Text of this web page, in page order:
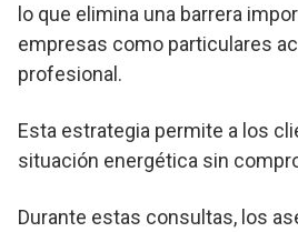
lo que elimina una barrera
empresas como particulares
profesional.
Esta estrategia permite a los
situación energética sin
Durante estas consultas, los